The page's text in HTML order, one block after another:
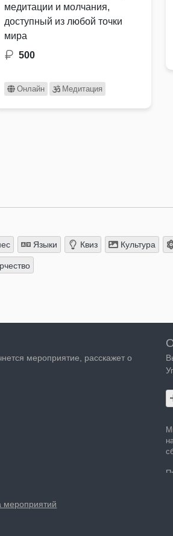
медитации и молчания,
доступный из любой точки
мира
500
Онлайн Медитация
Языки Квиз Культура
мероприятие, расскажет о
мероприятий